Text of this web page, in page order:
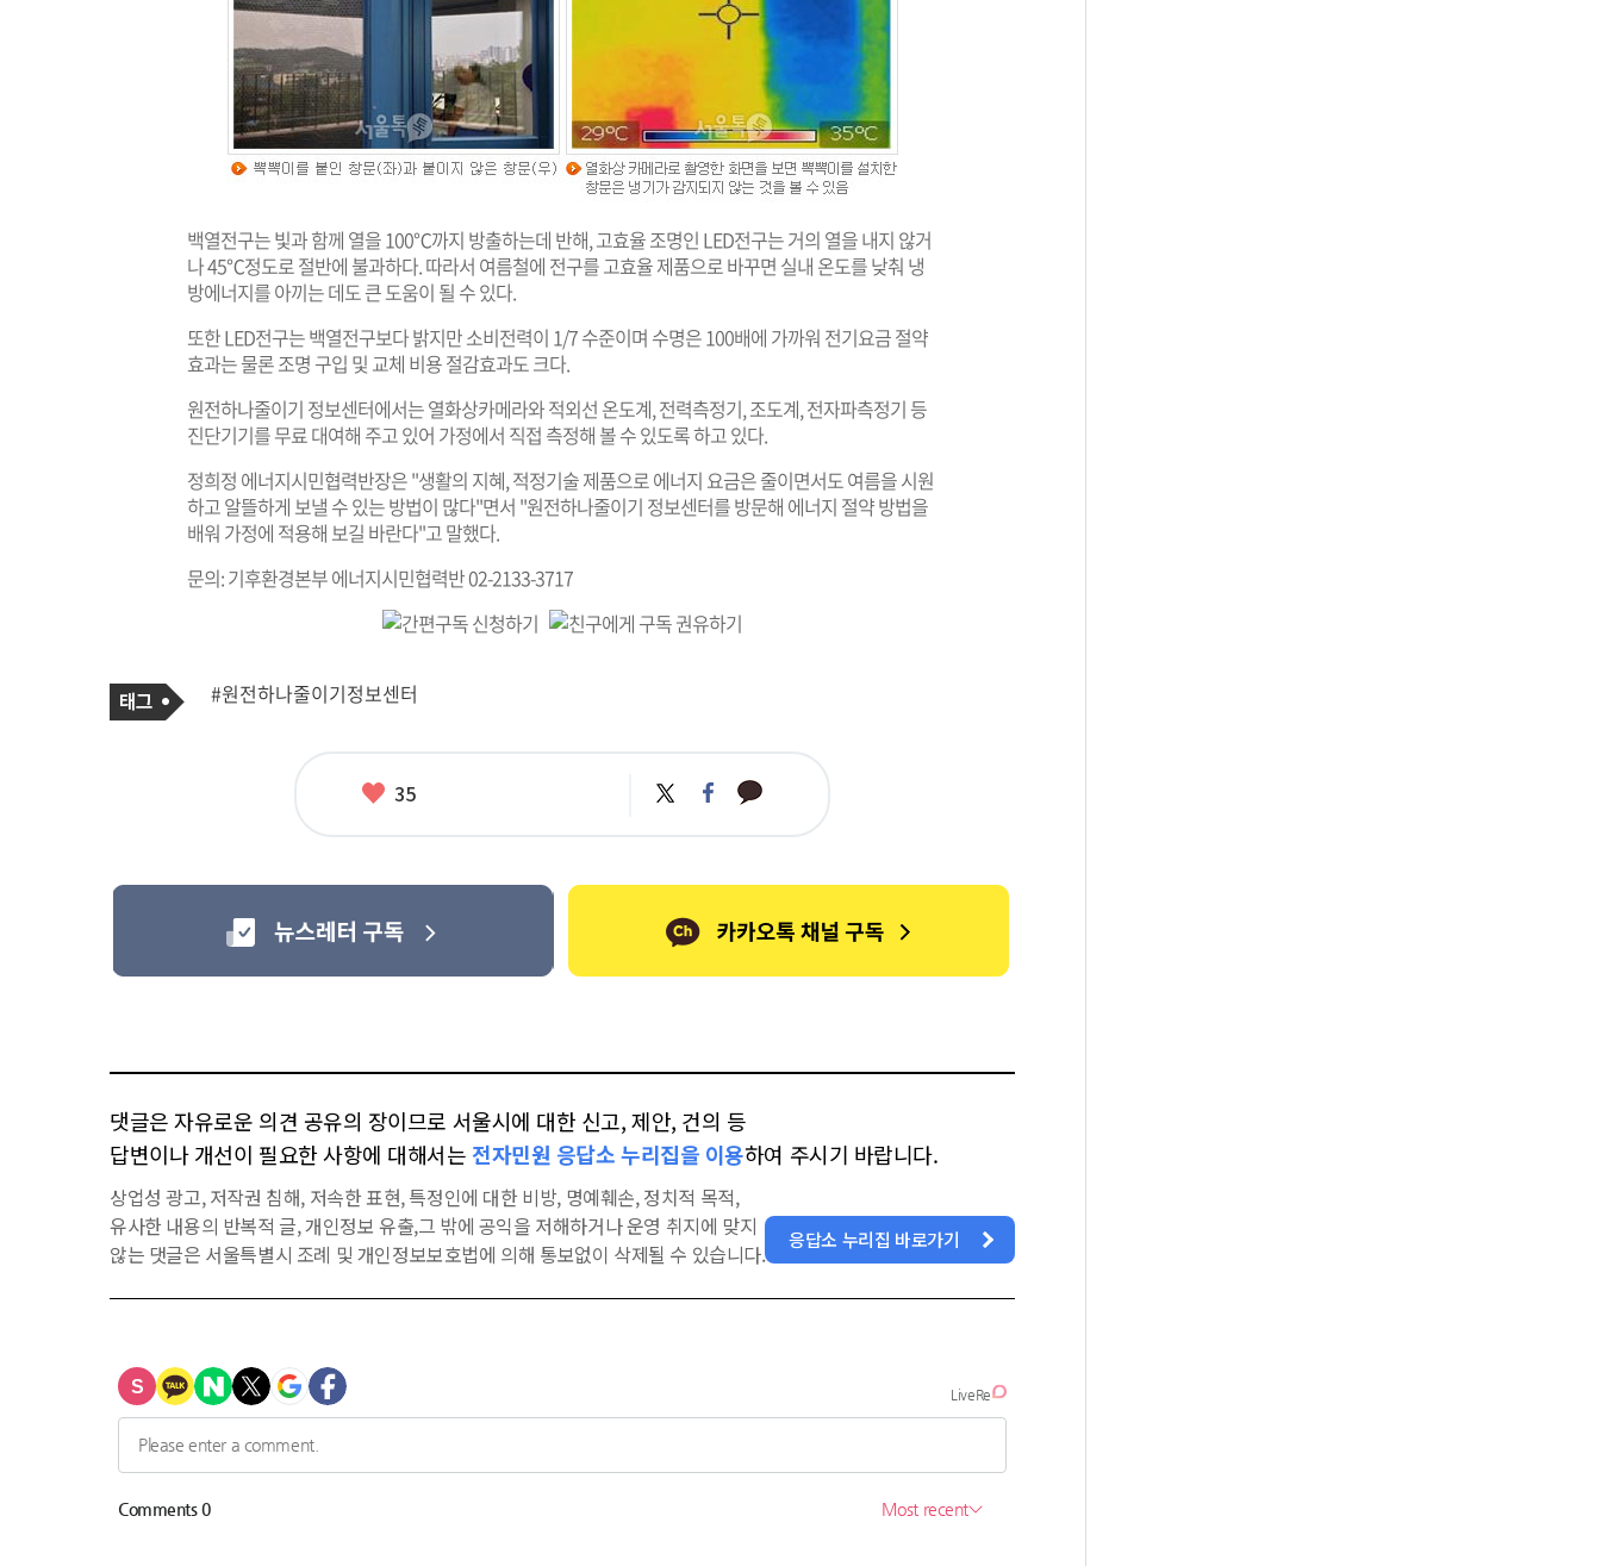
백열전구는 빛과 함께 열을 100℃까지 방출하는데 반해, 고효율 조명인 LED전구는 거의 열을 내지 않거
나 45℃정도로 절반에 불과하다. 따라서 여름철에 전구를 고효율 제품으로 바꾸면 실내 온도를 낮춰 냉
방에너지를 아끼는 데도 큰 도움이 될 수 있다.
또한 LED전구는 백열전구보다 밝지만 소비전력이 1/7 수준이며 수명은 100배에 가까워 전기요금 절약
효과는 물론 조명 구입 및 교체 비용 절감효과도 크다.
원전하나줄이기 정보센터에서는 열화상카메라와 적외선 온도계, 전력측정기, 조도계, 전자파측정기 등
진단기기를 무료 대여해 주고 있어 가정에서 직접 측정해 볼 수 있도록 하고 있다.
정희정 에너지시민협력반장은 "생활의 지혜, 적정기술 제품으로 에너지 요금은 줄이면서도 여름을 시원
하고 알뜰하게 보낼 수 있는 방법이 많다"면서 "원전하나줄이기 정보센터를 방문해 에너지 절약 방법을
배워 가정에 적용해 보길 바란다"고 말했다.
문의: 기후환경본부 에너지시민협력반 02-2133-3717
사
태
그
#원전하나줄이기정보센터
좋
35 트
위
페
이
카
카
댓글은 자유로운 의견 공유의 장이므로 서울시에 대한 신고, 제안, 건의 등
답변이나 개선이 필요한 사항에 대해서는 전자민원 응답소 누리집을 이용하여 주시기 바랍니다.
상업성 광고, 저작권 침해, 저속한 표현, 특정인에 대한 비방, 명예훼손, 정치적 목적,
유사한 내용의 반복적 글, 개인정보 유출,그 밖에 공익을 저해하거나 운영 취지에 맞지
않는 댓글은 서울특별시 조례 및 개인정보보호법에 의해 통보없이 삭제될 수 있습니다.
응답소 누리집 바로가기